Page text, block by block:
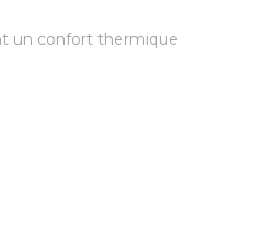
un confort thermique